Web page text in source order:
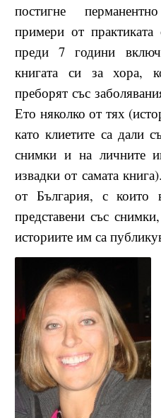
постигне
примери от
преди 7 години
книгата си за хора,
преборят със
Ето няколко от тях
като клиетите са дали
снимки и на личните
извадки от самата
от България, с които
представени със
историите им са